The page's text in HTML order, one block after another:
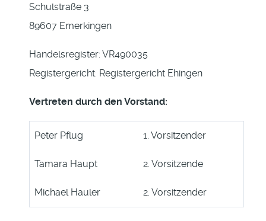
Schulstraße 3
89607 Emerkingen
Handelsregister: VR490035
Registergericht: Registergericht Ehingen
Vertreten durch den Vorstand:
Peter Pflug 1. Vorsitzender
Tamara Haupt 2. Vorsitzende
Michael Hauler 2. Vorsitzender